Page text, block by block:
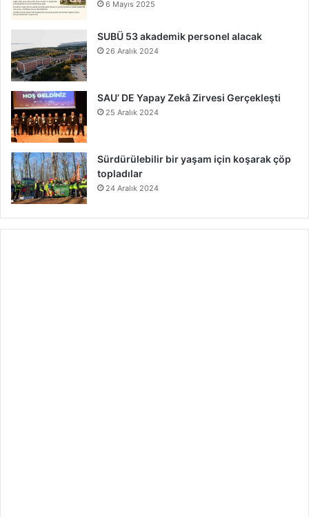
6 Mayıs 2025
SUBÜ 53 akademik personel alacak
26 Aralık 2024
SAU’ DE Yapay Zekâ Zirvesi Gerçekleşti
25 Aralık 2024
Sürdürülebilir bir yaşam için koşarak çöp
topladılar
24 Aralık 2024